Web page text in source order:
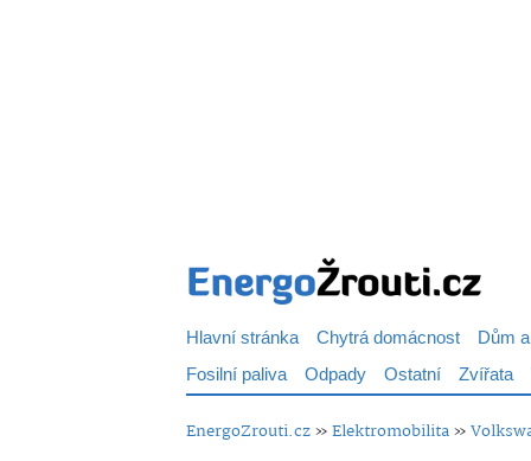
Hlavní stránka Chytrá domácnost Dům
Fosilní paliva Odpady Ostatní Zvířata
EnergoZrouti.cz»Elektromobilita»